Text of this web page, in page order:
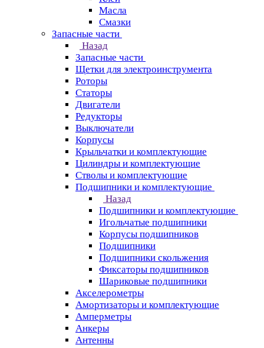
Масла
Смазки
Запасные части
Назад
Запасные части
Щетки для электроинструмента
Роторы
Статоры
Двигатели
Редукторы
Выключатели
Корпусы
Крыльчатки и комплектующие
Цилиндры и комплектующие
Стволы и комплектующие
Подшипники и комплектующие
Назад
Подшипники и комплектующие
Игольчатые подшипники
Корпусы подшипников
Подшипники
Подшипники скольжения
Фиксаторы подшипников
Шариковые подшипники
Акселерометры
Амортизаторы и комплектующие
Амперметры
Анкеры
Антенны